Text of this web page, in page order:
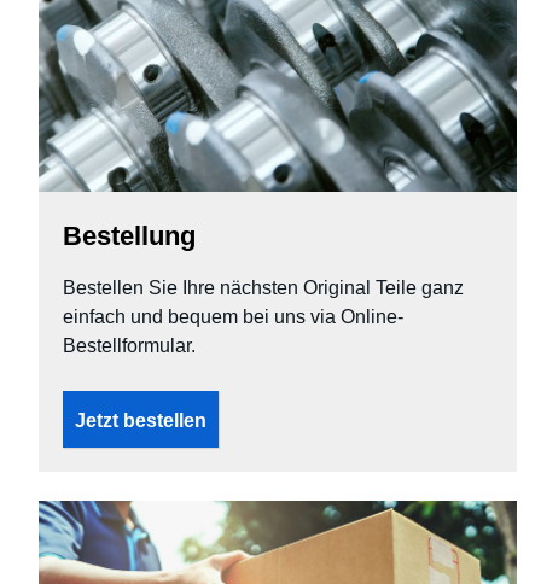
Bestellung
Bestellen Sie Ihre nächsten Original Teile ganz
einfach und bequem bei uns via Online-
Bestellformular.
Jetzt bestellen